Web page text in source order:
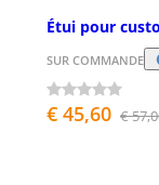
Étui pour
SUR COMMANDE
€ 45,60 €